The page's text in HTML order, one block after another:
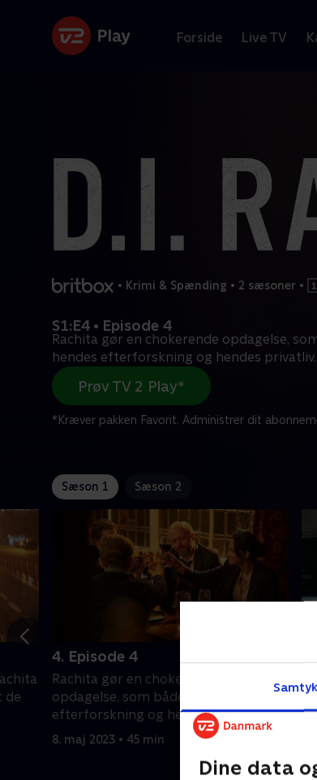
Dine data
Forside Live TV
• Krimi & Spænding • 2 sæsoner •
S1:E4 • Episode 4
Rachita gør en chokerende opdagelse,
hendes efterforskning og hendes privatliv.
Prøv TV 2 Play*
*Kræver pakken Favorit. Administrer dit
Sæson 1 Sæson 2
de
4. Episode 4
Rachita gør en chokerende
opdagelse, som både påvirker hendes
efterforskning og hendes privatliv.
8. maj 2023 • 45 min